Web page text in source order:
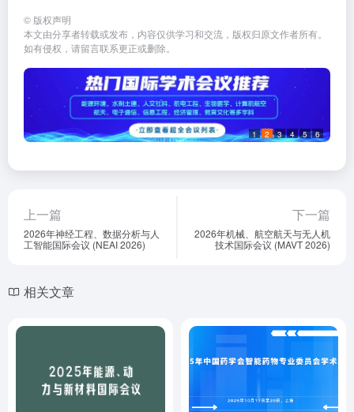
© 版权声明
本文由分享者转载或发布，内容仅供学习和交流，版权归原文作者所有。
如有侵权，请留言联系更正或删除。
1 2 3 4 5 6
上一篇
2026年神经工程、数据分析与人
工智能国际会议 (NEAI 2026)
下一篇
2026年机械、航空航天与无人机
技术国际会议 (MAVT 2026)
相关文章